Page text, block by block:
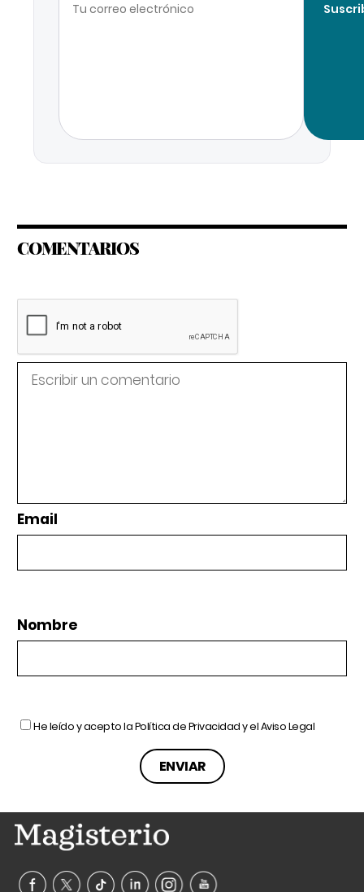
COMENTARIOS
Email
Nombre
He leído y acepto laPolítica de Privacidady elAviso Legal